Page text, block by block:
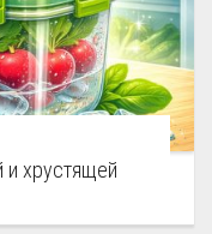
и хрустящей